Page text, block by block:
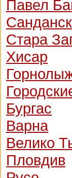
Павел
Стара
Хисар
Бургас
Варна
Велико
Пловдив